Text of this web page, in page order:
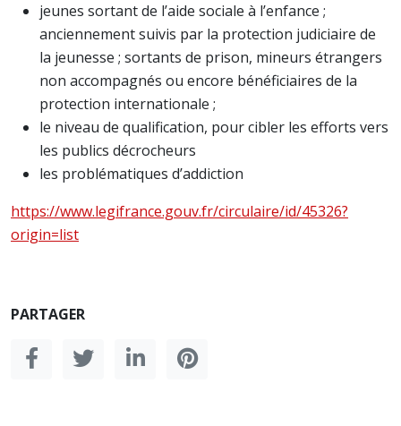
jeunes sortant de l’aide sociale à l’enfance ;
anciennement suivis par la protection judiciaire de
la jeunesse ; sortants de prison, mineurs étrangers
non accompagnés ou encore bénéficiaires de la
protection internationale ;
le niveau de qualification, pour cibler les efforts vers
les publics décrocheurs
les problématiques d’addiction
https://www.legifrance.gouv.fr/circulaire/id/45326?
origin=list
PARTAGER